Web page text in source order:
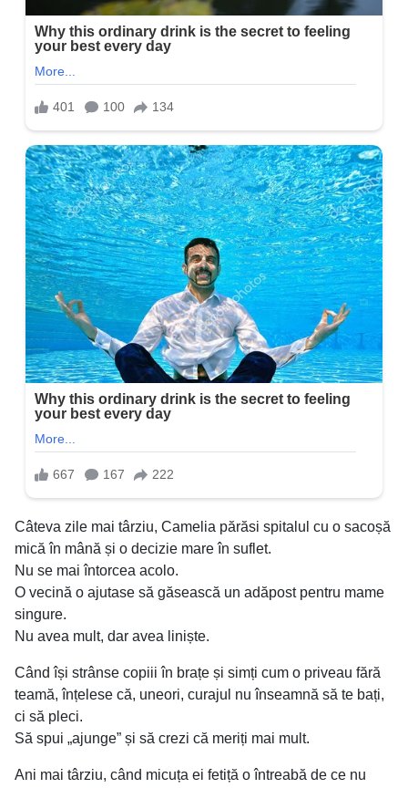
Câteva zile mai târziu, Camelia părăsi spitalul cu o sacoșă
mică în mână și o decizie mare în suflet.
Nu se mai întorcea acolo.
O vecină o ajutase să găsească un adăpost pentru mame
singure.
Nu avea mult, dar avea liniște.
Când își strânse copiii în brațe și simți cum o priveau fără
teamă, înțelese că, uneori, curajul nu înseamnă să te bați,
ci să pleci.
Să spui „ajunge” și să crezi că meriți mai mult.
Ani mai târziu, când micuța ei fetiță o întreabă de ce nu